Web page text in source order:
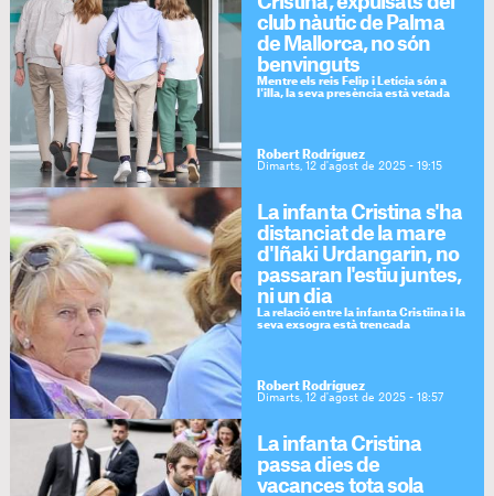
club nàutic de Palma
de Mallorca, no són
benvinguts
Mentre els reis Felip i Letícia són a
l'illa, la seva presència està vetada
Robert Rodríguez
Dimarts, 12 d'agost de 2025 - 19:15
La infanta Cristina s'ha
distanciat de la mare
d'Iñaki Urdangarin, no
passaran l'estiu juntes,
ni un dia
La relació entre la infanta Cristiina i la
seva exsogra està trencada
Robert Rodríguez
Dimarts, 12 d'agost de 2025 - 18:57
La infanta Cristina
passa dies de
vacances tota sola